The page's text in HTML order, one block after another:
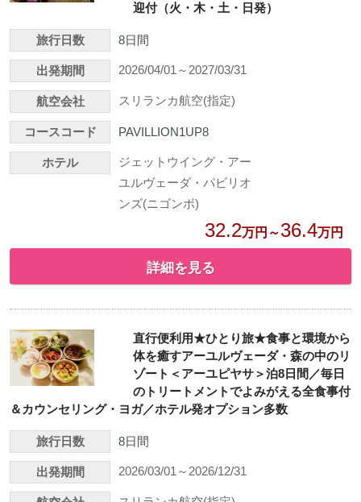
迎付（火・木・土・日発）
旅行日数 8日間
出発期間 2026/04/01～2027/03/31
航空会社 スリランカ航空(指定)
コースコード PAVILLION1UP8
ホテル
ジェットウイング・アー
ユルヴェーダ・パビリオ
ンズ(ニゴンボ)
32.2万円～36.4万円
詳細を見る
直行便利用★ひとり旅★食事と環境から
体を癒すアーユルヴェーダ・森の中のリ
ゾート＜アーユピヤサ＞泊8日間／毎日
のトリートメントでよみがえる全食事付
＆カウンセリング・ヨガ／ホテル発オプション多数
旅行日数 8日間
出発期間 2026/03/01～2026/12/31